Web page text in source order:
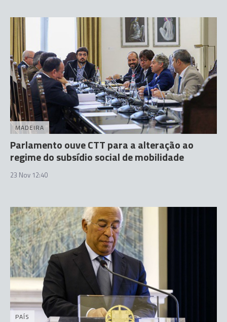
MADEIRA
Parlamento ouve CTT para a alteração ao
regime do subsídio social de mobilidade
23 Nov 12:40
PAÍS